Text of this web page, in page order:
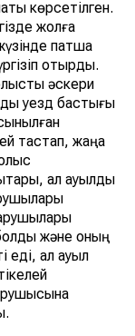
көрсетілген.
жолға
патша
отырды.
әскери
уезд бастығы
тастап, жаңа
ал ауылдық
және оның
еді, ал ауыл